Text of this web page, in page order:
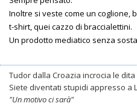
Inoltre si veste come un coglione,
t-shirt, quei cazzo di braccialettini.
Un prodotto mediatico senza
Tudor dalla Croazia incrocia le
Siete diventati stupidi appresso a
"Un motivo ci sarà"